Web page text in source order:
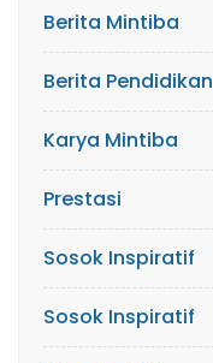
Berita Mintiba
Berita Pendidikan
Karya Mintiba
Prestasi
Sosok Inspiratif
Sosok Inspiratif